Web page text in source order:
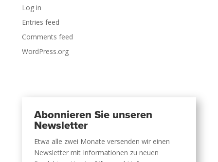
Log in
Entries feed
Comments feed
WordPress.org
Abonnieren Sie unseren
Newsletter
Etwa alle zwei Monate versenden wir einen
Newsletter mit Informationen zu neuen